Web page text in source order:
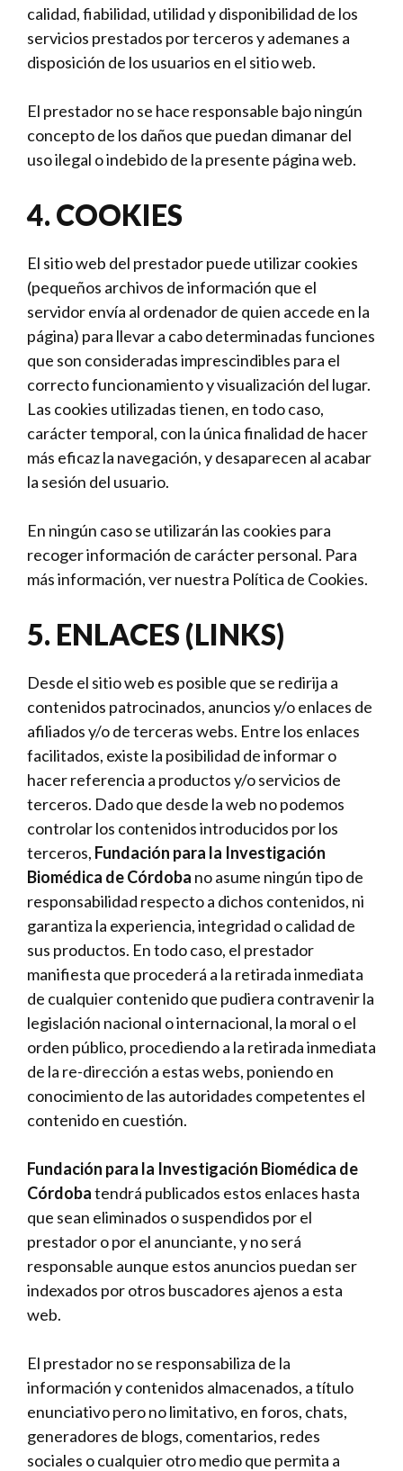
calidad, fiabilidad, utilidad y disponibilidad de los
servicios prestados por terceros y ademanes a
disposición de los usuarios en el sitio web.
El prestador no se hace responsable bajo ningún
concepto de los daños que puedan dimanar del
uso ilegal o indebido de la presente página web.
4. COOKIES
El sitio web del prestador puede utilizar cookies
(pequeños archivos de información que el
servidor envía al ordenador de quien accede en la
página) para llevar a cabo determinadas funciones
que son consideradas imprescindibles para el
correcto funcionamiento y visualización del lugar.
Las cookies utilizadas tienen, en todo caso,
carácter temporal, con la única finalidad de hacer
más eficaz la navegación, y desaparecen al acabar
la sesión del usuario.
En ningún caso se utilizarán las cookies para
recoger información de carácter personal. Para
más información, ver nuestra Política de Cookies.
5. ENLACES (LINKS)
Desde el sitio web es posible que se redirija a
contenidos patrocinados, anuncios y/o enlaces de
afiliados y/o de terceras webs. Entre los enlaces
facilitados, existe la posibilidad de informar o
hacer referencia a productos y/o servicios de
terceros. Dado que desde la web no podemos
controlar los contenidos introducidos por los
terceros, Fundación para la Investigación
Biomédica de Córdoba no asume ningún tipo de
responsabilidad respecto a dichos contenidos, ni
garantiza la experiencia, integridad o calidad de
sus productos. En todo caso, el prestador
manifiesta que procederá a la retirada inmediata
de cualquier contenido que pudiera contravenir la
legislación nacional o internacional, la moral o el
orden público, procediendo a la retirada inmediata
de la re-dirección a estas webs, poniendo en
conocimiento de las autoridades competentes el
contenido en cuestión.
Fundación para la Investigación Biomédica de
Córdobatendrá publicados estos enlaces hasta
que sean eliminados o suspendidos por el
prestador o por el anunciante, y no será
responsable aunque estos anuncios puedan ser
indexados por otros buscadores ajenos a esta
web.
El prestador no se responsabiliza de la
información y contenidos almacenados, a título
enunciativo pero no limitativo, en foros, chats,
generadores de blogs, comentarios, redes
sociales o cualquier otro medio que permita a